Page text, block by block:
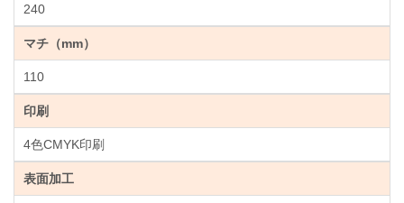
240
マチ（mm）
110
印刷
4色CMYK印刷
表面加工